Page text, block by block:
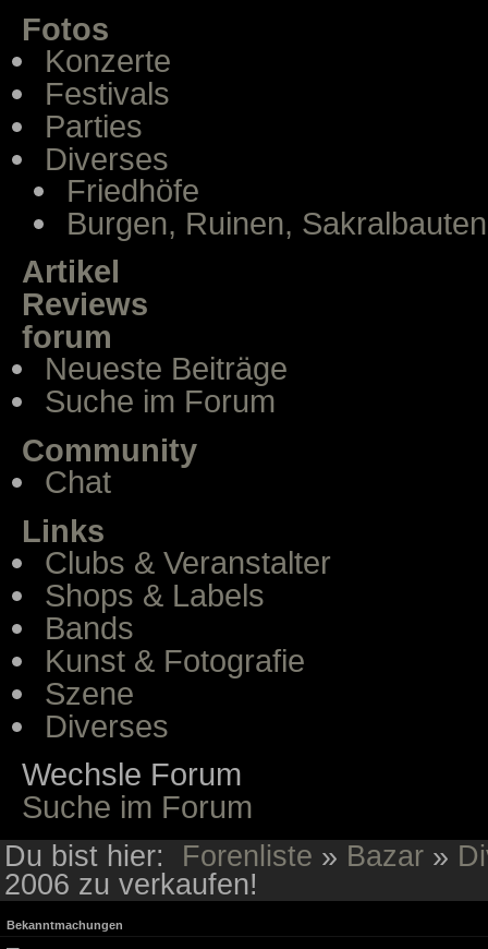
Fotos
Konzerte
Festivals
Parties
Diverses
Friedhöfe
Burgen, Ruinen, Sakralbauten
Artikel
Reviews
forum
Neueste Beiträge
Suche im Forum
Community
Chat
Links
Clubs & Veranstalter
Shops & Labels
Bands
Kunst & Fotografie
Szene
Diverses
Wechsle Forum
Suche im Forum
Du bist hier: Forenliste » Bazar »
2006 zu verkaufen!
Bekanntmachungen